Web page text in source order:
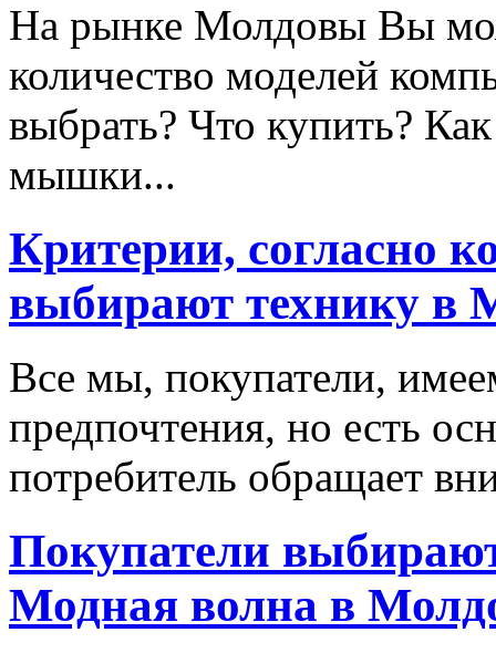
На рынке Молдовы Вы
количество моделей
выбрать? Что купить?
мышки...
Критерии, согласно
выбирают технику в
Все мы, покупатели,
предпочтения, но есть
потребитель обращает
Покупатели
Модная волна в